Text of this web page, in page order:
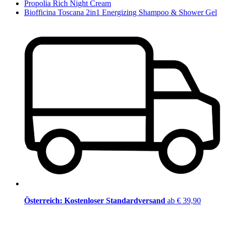
Propolia Rich Night Cream
Biofficina Toscana 2in1 Energizing Shampoo & Shower Gel
Österreich: Kostenloser Standardversand ab € 39,90